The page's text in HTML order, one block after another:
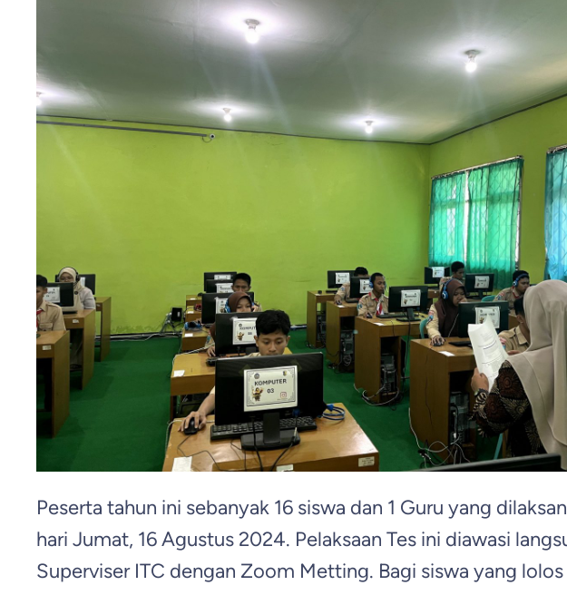
Peserta tahun ini sebanyak 16 siswa dan 1 Guru yang
hari Jumat, 16 Agustus 2024. Pelaksaan Tes ini diawasi
Superviser ITC dengan Zoom Metting. Bagi siswa yang